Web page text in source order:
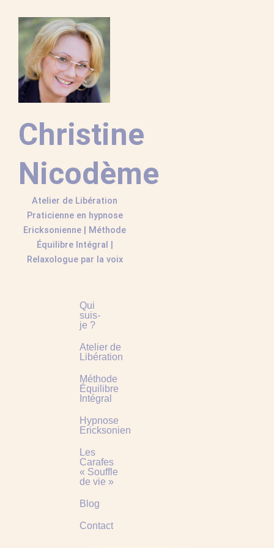
contenu
Christine
Nicodème
Atelier de Libération
Praticienne en hypnose
Ericksonienne | Méthode
Équilibre Intégral |
Relaxologue par la voix
Qui
suis-
je ?
Atelier de
Libération
Méthode
Équilibre
Intégral
Hypnose
Ericksonienne
Les
Carafes
« Souffle
de vie »
Blog
Contact